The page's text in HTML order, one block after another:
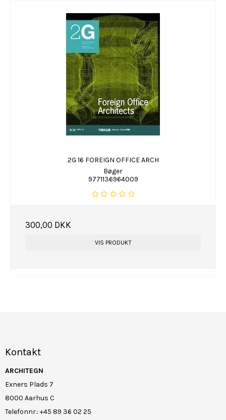
2G 16 FOREIGN OFFICE ARCH
Bøger
9771136964009
300,00 DKK
VIS PRODUKT
Kontakt
ARCHITEGN
Exners Plads 7
8000 Aarhus C
Telefonnr.: +45 89 36 02 25